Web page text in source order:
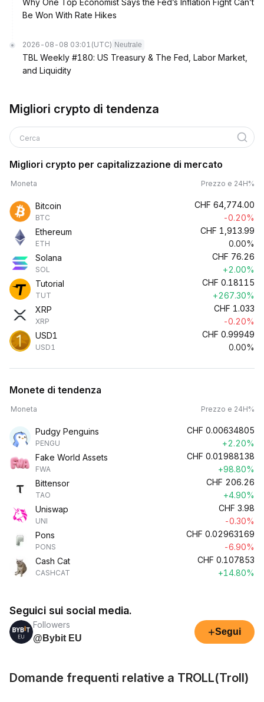
Why One Top Economist Says the Fed’s Inflation Fight Can’t
Be Won With Rate Hikes
2026-08-08 03:01 (UTC) Neutrale
TBL Weekly #180: US Treasury & The Fed, Labor Market,
and Liquidity
Migliori crypto di tendenza
Cerca
Migliori crypto per capitalizzazione di mercato
Moneta Prezzo e 24H%
Bitcoin
BTC
CHF 64,774.00
-0.20%
Ethereum
ETH
CHF 1,913.99
0.00%
Solana
SOL
CHF 76.26
+2.00%
Tutorial
TUT
CHF 0.18115
+267.30%
XRP
XRP
CHF 1.033
-0.20%
USD1
USD1
CHF 0.99949
0.00%
Monete di tendenza
Moneta Prezzo e 24H%
Pudgy Penguins
PENGU
CHF 0.00634805
+2.20%
Fake World Assets
FWA
CHF 0.01988138
+98.80%
Bittensor
TAO
CHF 206.26
+4.90%
Uniswap
UNI
CHF 3.98
-0.30%
Pons
PONS
CHF 0.02963169
-6.90%
Cash Cat
CASHCAT
CHF 0.107853
+14.80%
Seguici sui social media.
Followers
@Bybit EU
+Segui
Domande frequenti relative a TROLL(Troll)